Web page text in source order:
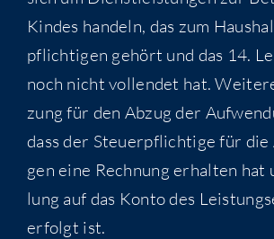
Kin­des han­deln, das zum
pflich­ti­gen gehört und das 14.
noch nicht voll­endet hat.
zung für den Abzug der
dass der Steu­er­pflich­ti­ge für
gen eine Rech­nung erhal­ten hat
lung auf das Kon­to des
erfolgt ist.